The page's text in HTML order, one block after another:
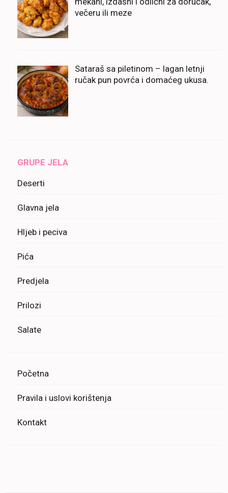
večeru ili meze
Sataraš sa piletinom – lagan letnji
ručak pun povrća i domaćeg ukusa.
GRUPE JELA
Deserti
Glavna jela
Hljeb i peciva
Pića
Predjela
Prilozi
Salate
Početna
Pravila i uslovi korištenja
Kontakt